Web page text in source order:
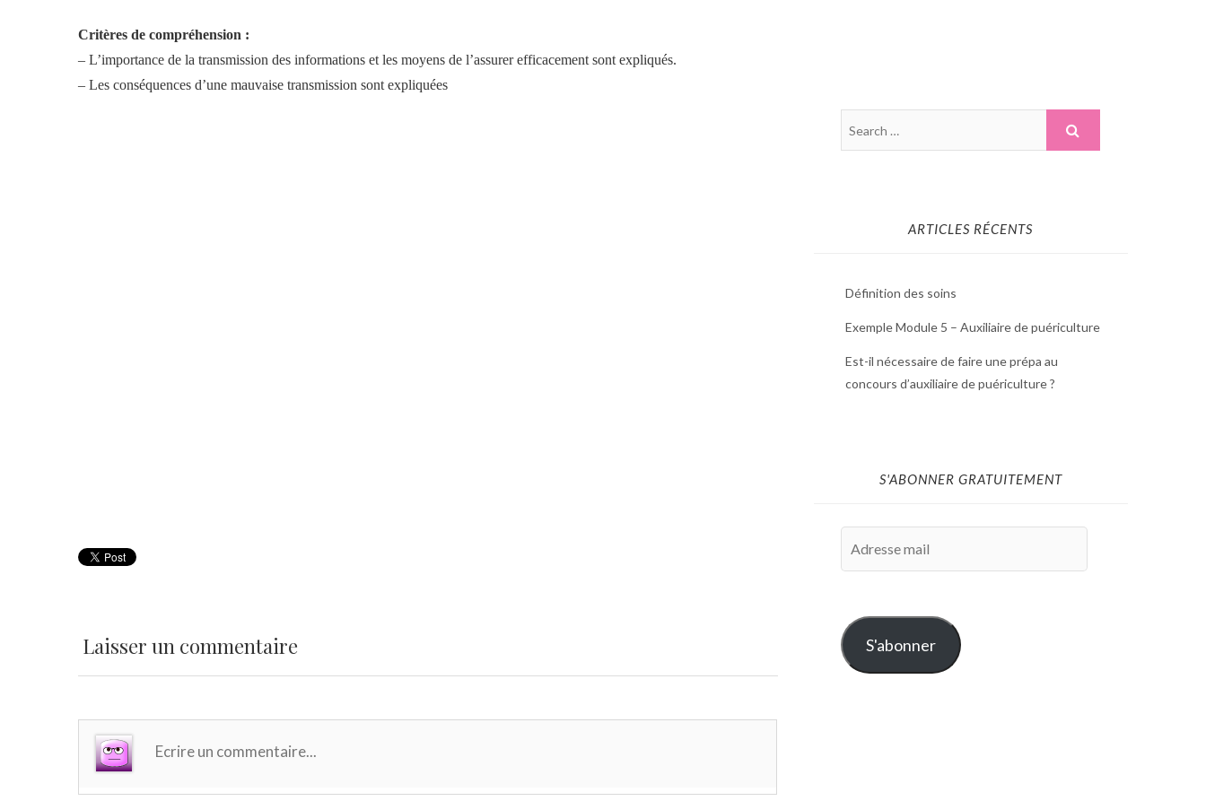
Critères de compréhension :
– L’importance de la transmission des informations et les moyens de l’assurer efficacement sont expliqués.
– Les conséquences d’une mauvaise transmission sont expliquées
Laisser un commentaire
ARTICLES RÉCENTS
Définition des soins
Exemple Module 5 – Auxiliaire de puériculture
Est-il nécessaire de faire une prépa au
concours d’auxiliaire de puériculture ?
S'ABONNER GRATUITEMENT
S'abonner